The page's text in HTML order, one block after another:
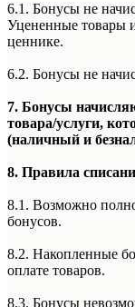
6.1. Бонусы не
Уцененные товары
ценнике.
6.2. Бонусы не
7. Бонусы
товара/услуги,
(наличный и
8. Правила
8.1. Возможно
бонусов.
8.2. Накопленные
оплате товаров.
8.3. Бонусы